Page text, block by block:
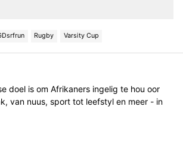
Rugby Varsity Cup
doel is om Afrikaners ingelig te hou oor
van nuus, sport tot leefstyl en meer - in